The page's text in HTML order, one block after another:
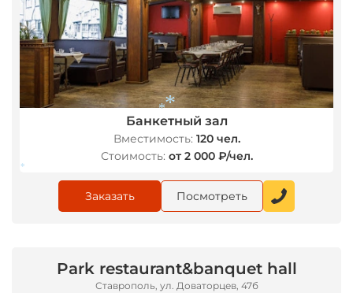
Банкетный зал
Вместимость: 120 чел.
Стоимость: от 2 000 ₽/чел.
Заказать Посмотреть
Park restaurant&banquet hall
Ставрополь, ул. Доваторцев, 47б
*
*